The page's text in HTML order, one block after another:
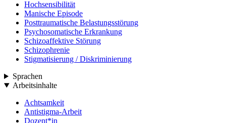
Hochsensibilität
Manische Episode
Posttraumatische Belastungsstörung
Psychosomatische Erkrankung
Schizoaffektive Störung
Schizophrenie
Stigmatisierung / Diskriminierung
Sprachen
Arbeitsinhalte
Achtsamkeit
Antistigma-Arbeit
Dozent*in